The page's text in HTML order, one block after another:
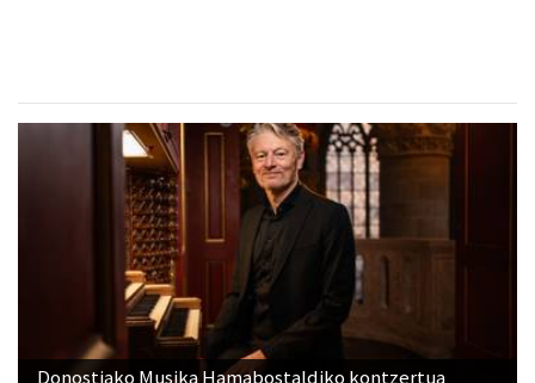
Donostiako Musika Hamabostaldiko kontzertua